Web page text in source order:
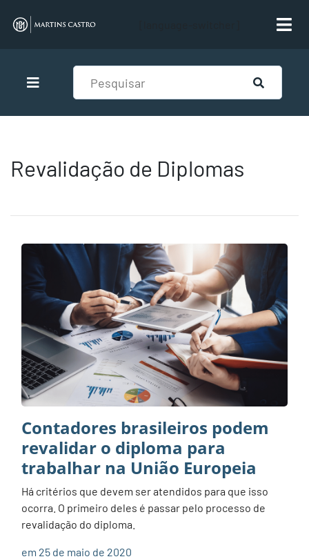
Revalidação de Diplomas
Contadores brasileiros podem
revalidar o diploma para
trabalhar na União Europeia
Há critérios que devem ser atendidos para que isso
ocorra. O primeiro deles é passar pelo processo de
revalidação do diploma.
em 25 de maio de 2020